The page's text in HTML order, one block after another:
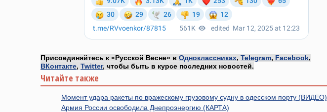
Присоединяйтесь к «Русской Весне» в Одноклассниках, Telegram, Facebook,
ВКонтакте, Twitter, чтобы быть в курсе последних новостей.
Читайте также
Момент удара ракеты по вражескому грузовому судну в одесском порту (ВИДЕО)
Армия России освободила Днепроэнергию (КАРТА)